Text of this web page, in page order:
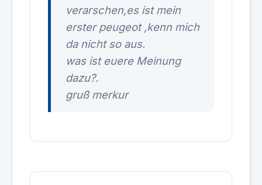
verarschen,es ist mein
erster peugeot ,kenn mich
da nicht so aus.
was ist euere Meinung
dazu?.
gruß merkur